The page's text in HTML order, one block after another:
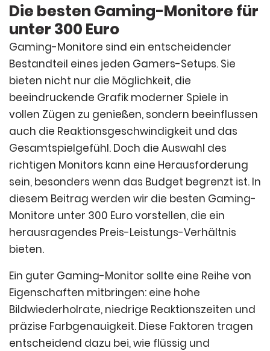
Die besten Gaming-Monitore für
unter 300 Euro
Gaming-Monitore sind ein entscheidender
Bestandteil eines jeden Gamers-Setups. Sie
bieten nicht nur die Möglichkeit, die
beeindruckende Grafik moderner Spiele in
vollen Zügen zu genießen, sondern beeinflussen
auch die Reaktionsgeschwindigkeit und das
Gesamtspielgefühl. Doch die Auswahl des
richtigen Monitors kann eine Herausforderung
sein, besonders wenn das Budget begrenzt ist. In
diesem Beitrag werden wir die besten Gaming-
Monitore unter 300 Euro vorstellen, die ein
herausragendes Preis-Leistungs-Verhältnis
bieten.
Ein guter Gaming-Monitor sollte eine Reihe von
Eigenschaften mitbringen: eine hohe
Bildwiederholrate, niedrige Reaktionszeiten und
präzise Farbgenauigkeit. Diese Faktoren tragen
entscheidend dazu bei, wie flüssig und